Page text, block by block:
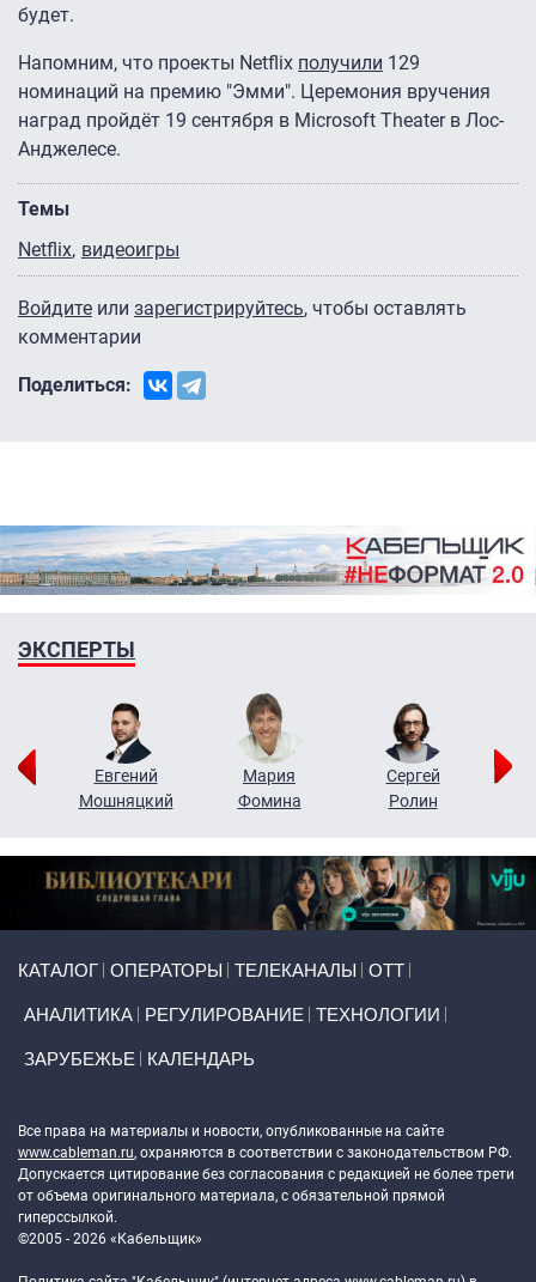
будет.
Напомним, что проекты Netflix получили 129
номинаций на премию "Эмми". Церемония вручения
наград пройдёт 19 сентября в Microsoft Theater в Лос-
Анджелесе.
Темы
Netflix видеоигры
Войдите или зарегистрируйтесь, чтобы оставлять
комментарии
Поделиться:
ЭКСПЕРТЫ
Евгений
Мошняцкий
Мария
Фомина
Сергей
Ролин
КАТАЛОГ ОПЕРАТОРЫ ТЕЛЕКАНАЛЫ ОТТ
АНАЛИТИКА РЕГУЛИРОВАНИЕ ТЕХНОЛОГИИ
ЗАРУБЕЖЬЕ КАЛЕНДАРЬ
Все права на материалы и новости, опубликованные на сайте
www.cableman.ru, охраняются в соответствии с законодательством РФ.
Допускается цитирование без согласования с редакцией не более трети
от объема оригинального материала, с обязательной прямой
гиперссылкой.
©2005 - 2026 «Кабельщик»